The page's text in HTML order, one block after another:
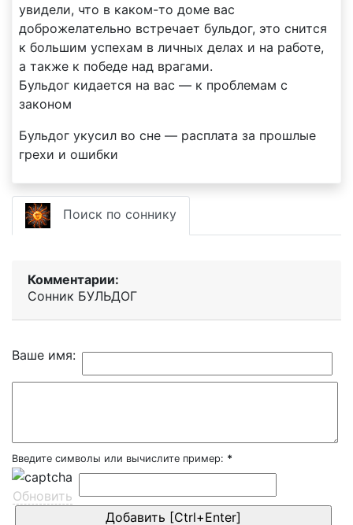
увидели, что в каком-то доме вас
доброжелательно встречает бульдог, это снится
к большим успехам в личных делах и на работе,
а также к победе над врагами.
Бульдог кидается на вас — к проблемам с
законом
Бульдог укусил во сне — расплата за прошлые
грехи и ошибки
Поиск по соннику
Комментарии:
Сонник БУЛЬДОГ
Ваше имя:
Введите символы или вычислите пример: *
Обновить